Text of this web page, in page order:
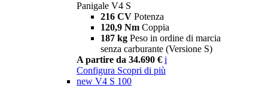
Panigale V4 S
216 CV Potenza
120,9 Nm Coppia
187 kg Peso in ordine di marcia
senza carburante (Versione S)
A partire da 34.690 € i
Configura Scopri di più
new V4 S 100